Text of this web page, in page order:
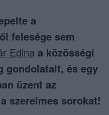
a
felesége sem
Edina a közösségi
gondolatait, és egy
üzent az
szerelmes sorokat!